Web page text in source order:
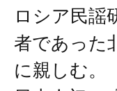
ロシア民謡
者であった
に親しむ。